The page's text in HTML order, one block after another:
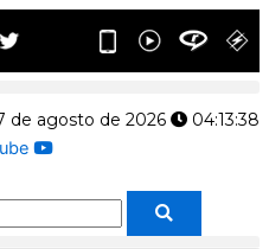
de agosto de 2026
04:13:39